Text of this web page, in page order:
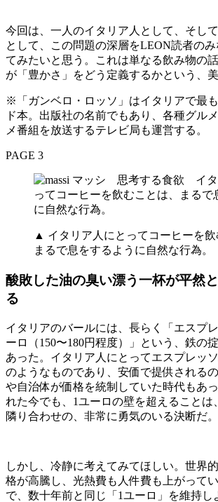
今回は、一人のイタリア人として、そし
として、この問題の深層をLEON読者のみ
てみたいと思う。これは単なる飲み物の
が「豊かさ」をどう定義するかという、
※「ガンベロ・ロッソ」はイタリアで最
ド本。出版社の名前でもあり、各種グル
メ番組を放送するテレビ局も運営する。
PAGE 3
▲ イタリア人にとってコーヒーを飲
まるで息をするように自然な行為。
酸敗した油の臭い漂う一杯が平然
る
イタリアのバールには、長らく「エスプ
ーロ（150〜180円程度）」という、鉄の
あった。イタリア人にとってエスプレッ
のようなものであり、安価で提供される
や自治体が価格を統制していた時代もあ
れた今でも、1ユーロの壁を超えることは
隣り合わせの、非常に勇気のいる決断だ。
しかし、冷静に考えてみてほしい。世界
格が高騰し、光熱費も人件費も上がって
で、数十年前と同じ「1ユーロ」を維持し